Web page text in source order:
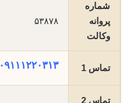
شماره
پروانه
وکالت
۵۳۸۷۸
تماس 1 ۰۹۱۱۱۲۲۰۳۱۳
تماس 2